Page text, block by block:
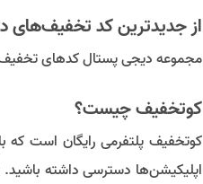
از جدیدترین کد تخفیف‌های
مجموعه دیجی پستال کدهای
کوتخفیف چیست؟
کوتخفیف پلتفرمی رایگان است که
اپلیکیشن‌ها دسترسی داشته